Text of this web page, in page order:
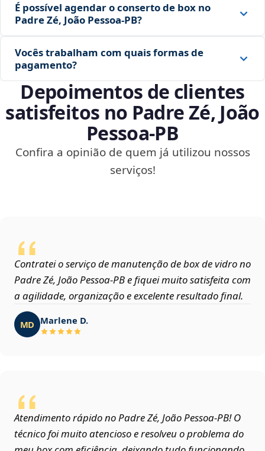
É possível agendar o conserto de box no
Padre Zé, João Pessoa‑PB?
Vocês trabalham com quais formas de
pagamento?
Depoimentos de clientes
satisfeitos no Padre Zé, João
Pessoa‑PB
Confira a opinião de quem já utilizou nossos
serviços!
Contratei o serviço de manutenção de box de vidro no
Padre Zé, João Pessoa‑PB e fiquei muito satisfeita com
a agilidade, organização e excelente resultado final.
MD Marlene D.
Atendimento rápido no Padre Zé, João Pessoa‑PB! O
técnico foi muito atencioso e resolveu o problema do